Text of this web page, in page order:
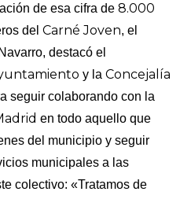
de esa cifra de 8.000
delCarné Joven, el
destacó el
y la Concejalía
seguir colaborando con la
en todo aquello que
del municipio y seguir
municipales a las
colectivo: «Tratamos de